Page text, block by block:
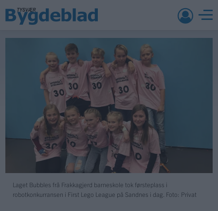
Laget Bubbles frå Frakkagjerd barneskole tok førsteplass i
robotkonkurransen i First Lego League på Sandnes i dag. Foto: Privat